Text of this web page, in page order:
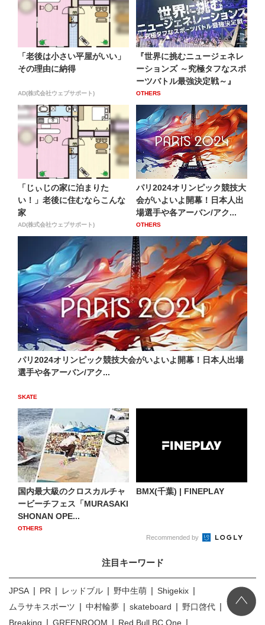
「老後は小さい平屋がいい」
その理由に納得
AD(株式会社ウェブサポート)
『世界に挑むニュージェネレ
ーションズ ～究極タフなスポ
ーツバトル最強決定戦～』
OTHERS
「じぃじの家に泊まりた
い！」老後に住むならこんな
家
AD(株式会社ウェブサポート)
パリ2024オリンピック競技大
会がいよいよ開幕！日本人出
場選手や各アーバン/アク...
OTHERS
パリ2024オリンピック競技大会がいよいよ開幕！日本人出場
選手や各アーバン/アク...
SKATE
国内最大級のクロスカルチャ
ービーチフェス「MURASAKI
SHONAN OPE...
OTHERS
BMX(千葉) | FINEPLAY
Recommended by
注目キーワード
JPSA PR レッドブル 野中生萌
Shigekix
ムラサキスポーツ
中村輪夢 skateboard
野口啓代
Breaking
GREENROOM Red Bull BC One